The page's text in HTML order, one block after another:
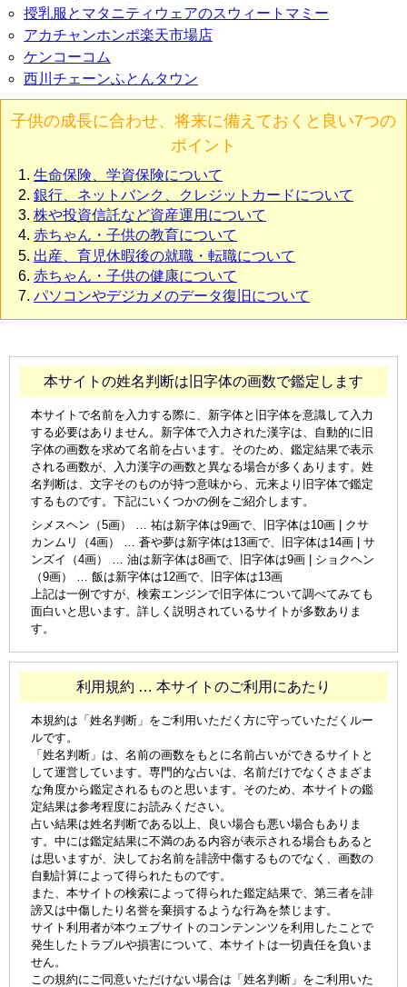
授乳服とマタニティウェアのスウィートマミー
アカチャンホンポ楽天市場店
ケンコーコム
西川チェーンふとんタウン
子供の成長に合わせ、将来に備えておくと良い7つの
ポイント
生命保険、学資保険について
銀行、ネットバンク、クレジットカードについて
株や投資信託など資産運用について
赤ちゃん・子供の教育について
出産、育児休暇後の就職・転職について
赤ちゃん・子供の健康について
パソコンやデジカメのデータ復旧について
本サイトの姓名判断は旧字体の画数で鑑定します
本サイトで名前を入力する際に、新字体と旧字体を意識して入力
する必要はありません。新字体で入力された漢字は、自動的に旧
字体の画数を求めて名前を占います。そのため、鑑定結果で表示
される画数が、入力漢字の画数と異なる場合が多くあります。姓
名判断は、文字そのものが持つ意味から、元来より旧字体で鑑定
するものです。下記にいくつかの例をご紹介します。
シメスヘン（5画） … 祐は新字体は9画で、旧字体は10画 | クサ
カンムリ（4画） … 蒼や夢は新字体は13画で、旧字体は14画 | サ
ンズイ（4画） … 油は新字体は8画で、旧字体は9画 | ショクヘン
（9画） … 飯は新字体は12画で、旧字体は13画
上記は一例ですが、検索エンジンで旧字体について調べてみても
面白いと思います。詳しく説明されているサイトが多数ありま
す。
利用規約 … 本サイトのご利用にあたり
本規約は「姓名判断」をご利用いただく方に守っていただくルー
ルです。
「姓名判断」は、名前の画数をもとに名前占いができるサイトと
して運営しています。専門的な占いは、名前だけでなくさまざま
な角度から鑑定されるものと思います。そのため、本サイトの鑑
定結果は参考程度にお読みください。
占い結果は姓名判断である以上、良い場合も悪い場合もありま
す。中には鑑定結果に不満のある内容が表示される場合もあると
は思いますが、決してお名前を誹謗中傷するものでなく、画数の
自動計算によって得られたものです。
また、本サイトの検索によって得られた鑑定結果で、第三者を誹
謗又は中傷したり名誉を棄損するような行為を禁じます。
サイト利用者が本ウェブサイトのコンテンンツを利用したことで
発生したトラブルや損害について、本サイトは一切責任を負いま
せん。
この規約にご同意いただけない場合は「姓名判断」をご利用いた